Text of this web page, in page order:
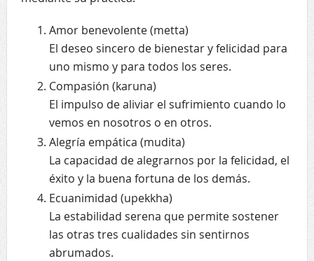
Amor benevolente (metta)
El deseo sincero de bienestar y felicidad para
uno mismo y para todos los seres.
Compasión (karuna)
El impulso de aliviar el sufrimiento cuando lo
vemos en nosotros o en otros.
Alegría empática (mudita)
La capacidad de alegrarnos por la felicidad, el
éxito y la buena fortuna de los demás.
Ecuanimidad (upekkha)
La estabilidad serena que permite sostener
las otras tres cualidades sin sentirnos
abrumados.